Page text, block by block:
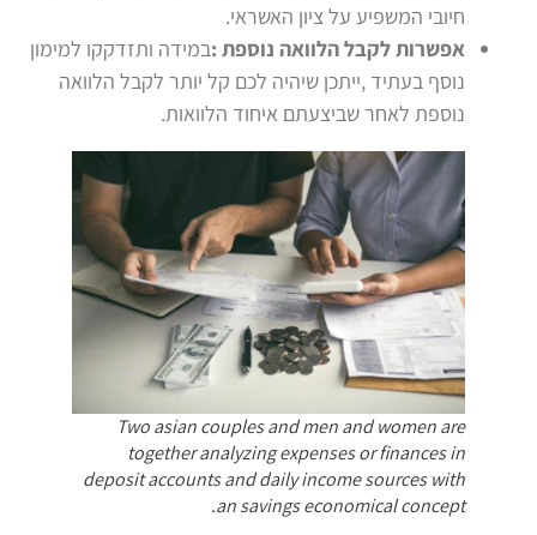
חיובי המשפיע על ציון האשראי.
אפשרות לקבל הלוואה נוספת :במידה ותזדקקו למימון
נוסף בעתיד ,ייתכן שיהיה לכם קל יותר לקבל הלוואה
נוספת לאחר שביצעתם איחוד הלוואות.
Two asian couples and men and women are
together analyzing expenses or finances in
deposit accounts and daily income sources with
an savings economical concept.